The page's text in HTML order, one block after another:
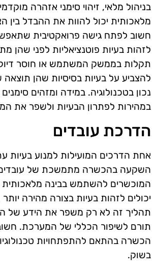
בניהול מלאי, זיהוי סימני אזהרה
מלאכותית יכול להוות את ההבדל בין
חשוב לפתח גישה פרואקטיבית
לזהות בעיות פוטנציאליות לפני שהן
תקלות בממשק המשתמש או חוסר דיוק
להצביע על בעיות בסיסיות שהן
נכון בטכנולוגיה. במידה ומזהים
במהירות לפתרון הבעיות ולשפר את
הדרכת עובדים
אחת הדרכים המועילות למנוע בעיות
השקעה בהכשרה מתמשכת של
המוכשרים להשתמש בבינה מלאכותית
יכולים לזהות בעיות בצורה מהירה
תהליך זה לא רק משפר את הידע של
תורם לשיפור הכללי של המערכת.
הכשרה בהתאם להתפתחויות
בשוק.